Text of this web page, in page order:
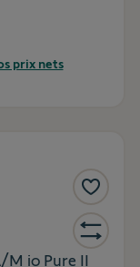
prix nets
M io Pure II